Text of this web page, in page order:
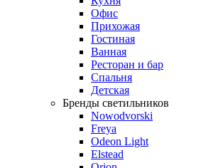
Офис
Прихожая
Гостиная
Ванная
Ресторан и бар
Спальня
Детская
Бренды светильников
Nowodvorski
Freya
Odeon Light
Elstead